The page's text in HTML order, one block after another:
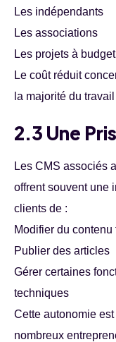
Les indépendants
Les associations
Les projets à
Le coût réduit
la majorité du
2.3 Une
Les CMS associés
offrent souvent une
clients de :
Modifier du contenu
Publier des articles
Gérer certaines
techniques
Cette autonomie
nombreux